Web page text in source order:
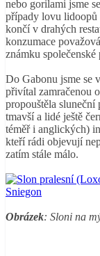
nebo gorilami jsme
případy lovu lidoopů
končí v drahých
konzumace
známku společenské
Do Gabonu jsme se
přivítal zamračenou
propouštěla
tmavší a lidé ještě
téměř i anglických)
kteří rádi objevují
zatím stále málo.
Obrázek: Sloni na